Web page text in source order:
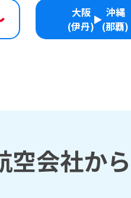
大阪
(伊丹)
沖縄
(那覇)
空会社か